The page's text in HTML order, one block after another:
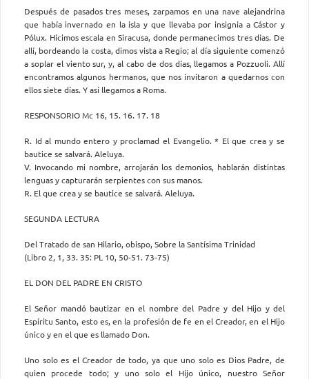
Después de pasados tres meses, zarpamos en una nave alejandrina
que había invernado en la isla y que llevaba por insignia a Cástor y
Pólux. Hicimos escala en Siracusa, donde permanecimos tres días. De
allí, bordeando la costa, dimos vista a Regio; al día siguiente comenzó
a soplar el viento sur, y, al cabo de dos días, llegamos a Pozzuoli. Allí
encontramos algunos hermanos, que nos invitaron a quedarnos con
ellos siete días. Y así llegamos a Roma.
RESPONSORIO Mc 16, 15. 16. 17. 18
R. Id al mundo entero y proclamad el Evangelio. * El que crea y se
bautice se salvará. Aleluya.
V. Invocando mi nombre, arrojarán los demonios, hablarán distintas
lenguas y capturarán serpientes con sus manos.
R. El que crea y se bautice se salvará. Aleluya.
SEGUNDA LECTURA
Del Tratado de san Hilario, obispo, Sobre la Santísima Trinidad
(Libro 2, 1, 33. 35: PL 10, 50-51. 73-75)
EL DON DEL PADRE EN CRISTO
El Señor mandó bautizar en el nombre del Padre y del Hijo y del
Espíritu Santo, esto es, en la profesión de fe en el Creador, en el Hijo
único y en el que es llamado Don.
Uno solo es el Creador de todo, ya que uno solo es Dios Padre, de
quien procede todo; y uno solo el Hijo único, nuestro Señor